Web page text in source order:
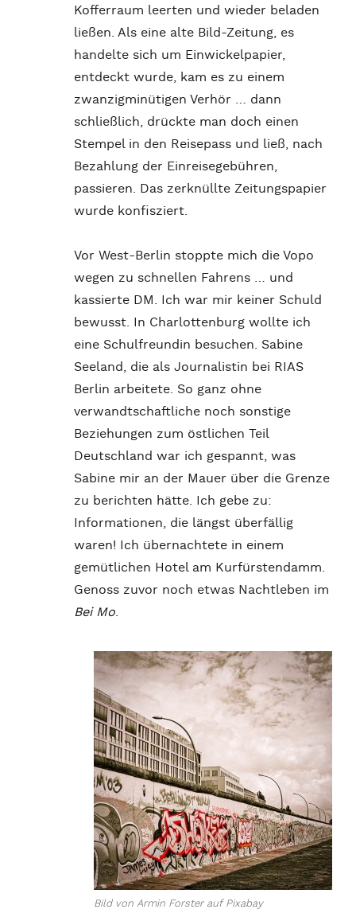
Kofferraum leerten und wieder beladen
ließen. Als eine alte Bild-Zeitung, es
handelte sich um Einwickelpapier,
entdeckt wurde, kam es zu einem
zwanzigminütigen Verhör … dann
schließlich, drückte man doch einen
Stempel in den Reisepass und ließ, nach
Bezahlung der Einreisegebühren,
passieren. Das zerknüllte Zeitungspapier
wurde konfisziert.
Vor West-Berlin stoppte mich die Vopo
wegen zu schnellen Fahrens … und
kassierte DM. Ich war mir keiner Schuld
bewusst. In Charlottenburg wollte ich
eine Schulfreundin besuchen. Sabine
Seeland, die als Journalistin bei RIAS
Berlin arbeitete. So ganz ohne
verwandtschaftliche noch sonstige
Beziehungen zum östlichen Teil
Deutschland war ich gespannt, was
Sabine mir an der Mauer über die Grenze
zu berichten hätte. Ich gebe zu:
Informationen, die längst überfällig
waren! Ich übernachtete in einem
gemütlichen Hotel am Kurfürstendamm.
Genoss zuvor noch etwas Nachtleben im
Bei Mo.
Bild von Armin Forster auf Pixabay